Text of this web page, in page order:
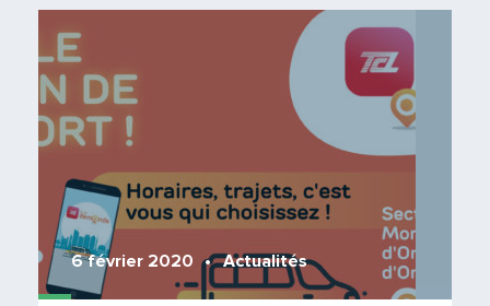
6 février 2020 Actualités